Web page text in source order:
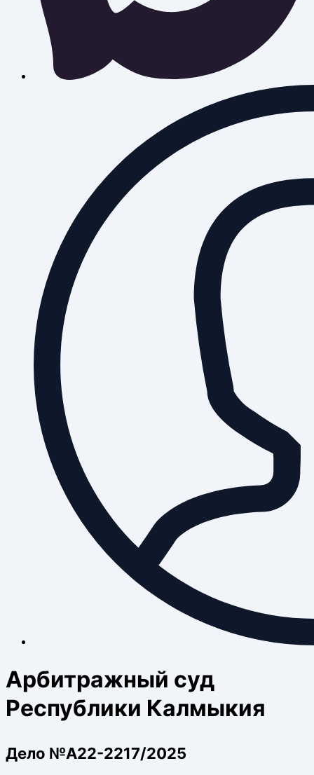
Арбитражный суд
Республики Калмыкия
Дело №А22-2217/2025